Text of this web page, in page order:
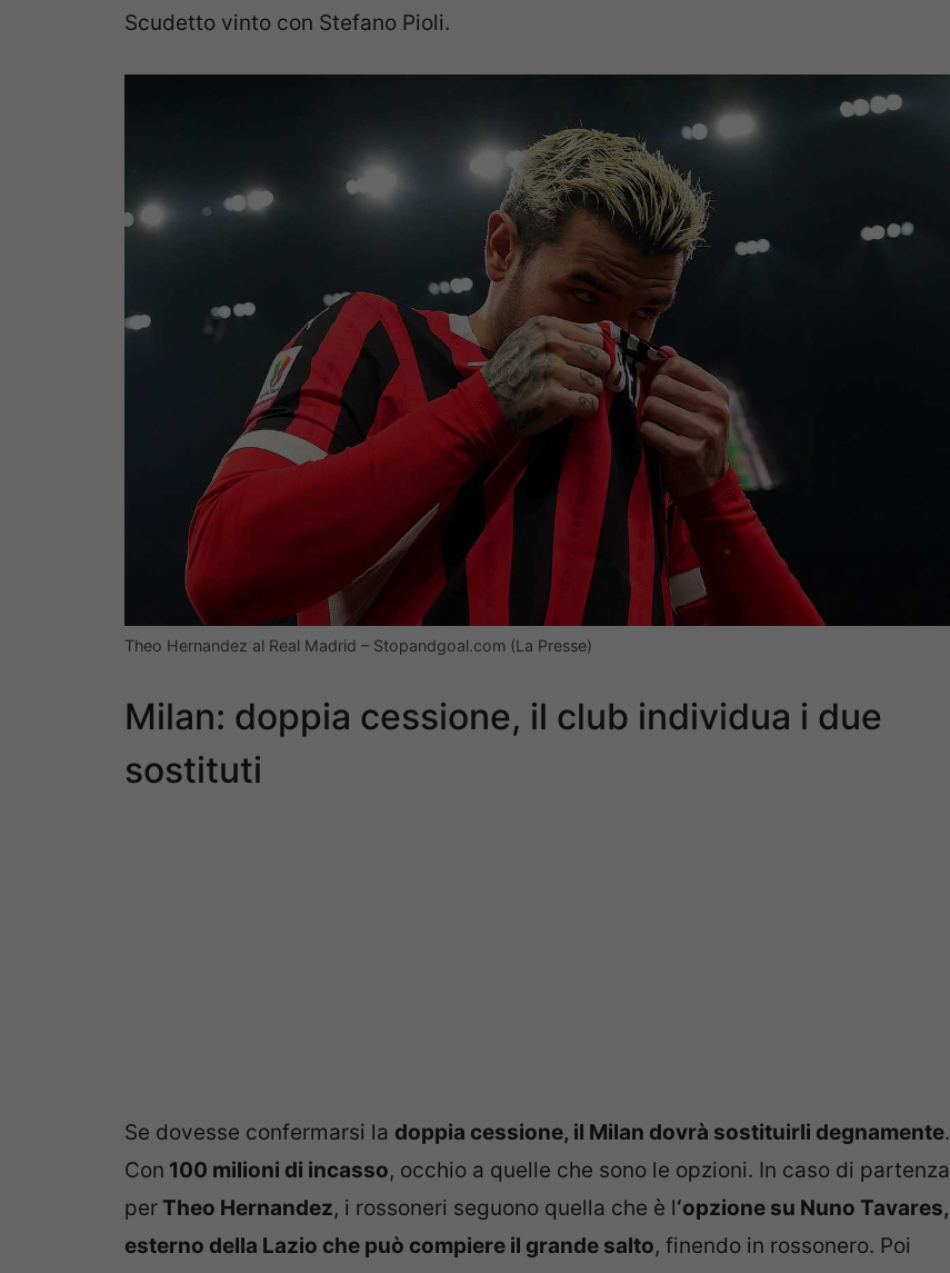
Scudetto vinto con Stefano Pioli.
Theo Hernandez al Real Madrid – Stopandgoal.com (La Presse)
Milan: doppia cessione, il club individua i due
sostituti
Se dovesse confermarsi la doppia cessione, il Milan dovrà sostituirli degnamente.
Con 100 milioni di incasso, occhio a quelle che sono le opzioni. In caso di partenza
perTheo Hernandez, i rossoneri seguono quella che è l‘opzione su Nuno Tavares,
esterno della Lazio che può compiere il grande salto, finendo in rossonero. Poi